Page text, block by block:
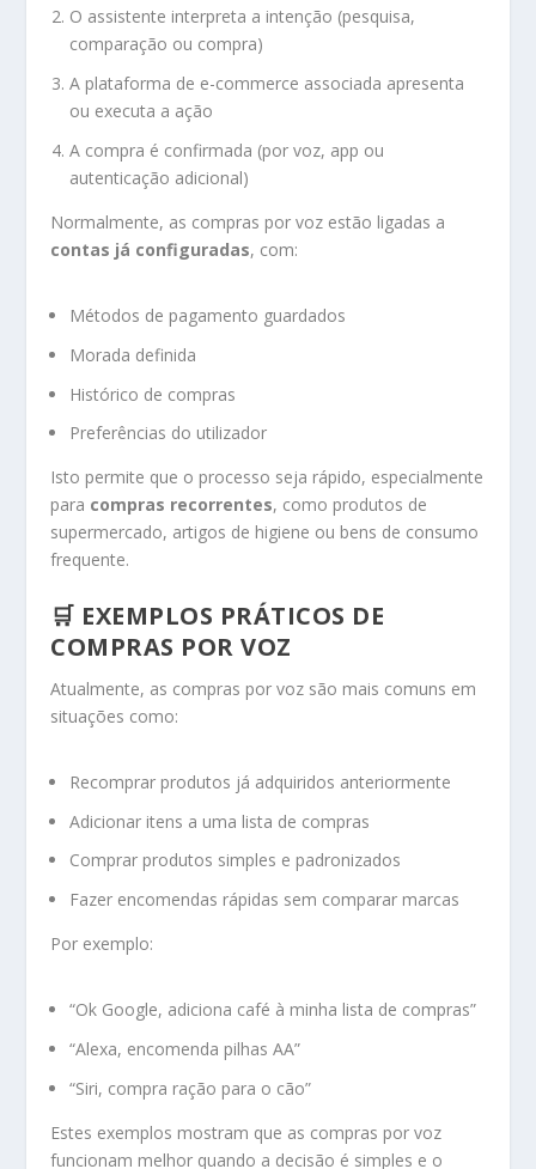
O assistente interpreta a intenção (pesquisa,
comparação ou compra)
A plataforma de e-commerce associada apresenta
ou executa a ação
A compra é confirmada (por voz, app ou
autenticação adicional)
Normalmente, as compras por voz estão ligadas a
contas já configuradas, com:
Métodos de pagamento guardados
Morada definida
Histórico de compras
Preferências do utilizador
Isto permite que o processo seja rápido, especialmente
para compras recorrentes, como produtos de
supermercado, artigos de higiene ou bens de consumo
frequente.
🛒 EXEMPLOS PRÁTICOS DE
COMPRAS POR VOZ
Atualmente, as compras por voz são mais comuns em
situações como:
Recomprar produtos já adquiridos anteriormente
Adicionar itens a uma lista de compras
Comprar produtos simples e padronizados
Fazer encomendas rápidas sem comparar marcas
Por exemplo:
“Ok Google, adiciona café à minha lista de compras”
“Alexa, encomenda pilhas AA”
“Siri, compra ração para o cão”
Estes exemplos mostram que as compras por voz
funcionam melhor quando a decisão é simples e o